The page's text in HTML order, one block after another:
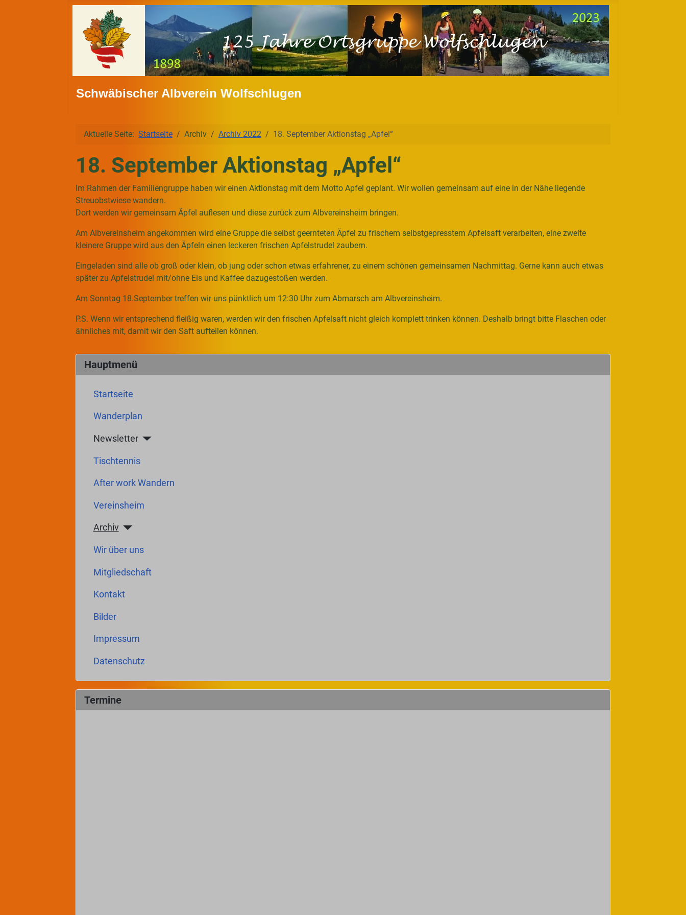
Schwäbischer Albverein Wolfschlugen
Hauptmenü
Startseite
Wanderplan
Newsletter
Tischtennis
After work Wandern
Vereinsheim
Archiv
Wir über uns
Mitgliedschaft
Kontakt
Bilder
Impressum
Datenschutz
Termine
Aktuelle Seite: Startseite Archiv Archiv 2022 18. September Aktionstag „Apfel“
18. September Aktionstag „Apfel“
Im Rahmen der Familiengruppe haben wir einen Aktionstag mit dem Motto Apfel geplant. Wir wollen gemeinsam auf eine in der Nähe liegende
Streuobstwiese wandern.
Dort werden wir gemeinsam Äpfel auflesen und diese zurück zum Albvereinsheim bringen.
Am Albvereinsheim angekommen wird eine Gruppe die selbst geernteten Äpfel zu frischem selbstgepresstem Apfelsaft verarbeiten, eine zweite
kleinere Gruppe wird aus den Äpfeln einen leckeren frischen Apfelstrudel zaubern.
Eingeladen sind alle ob groß oder klein, ob jung oder schon etwas erfahrener, zu einem schönen gemeinsamen Nachmittag. Gerne kann auch etwas
später zu Apfelstrudel mit/ohne Eis und Kaffee dazugestoßen werden.
Am Sonntag 18.September treffen wir uns pünktlich um 12:30 Uhr zum Abmarsch am Albvereinsheim.
P.S. Wenn wir entsprechend fleißig waren, werden wir den frischen Apfelsaft nicht gleich komplett trinken können. Deshalb bringt bitte Flaschen oder
ähnliches mit, damit wir den Saft aufteilen können.